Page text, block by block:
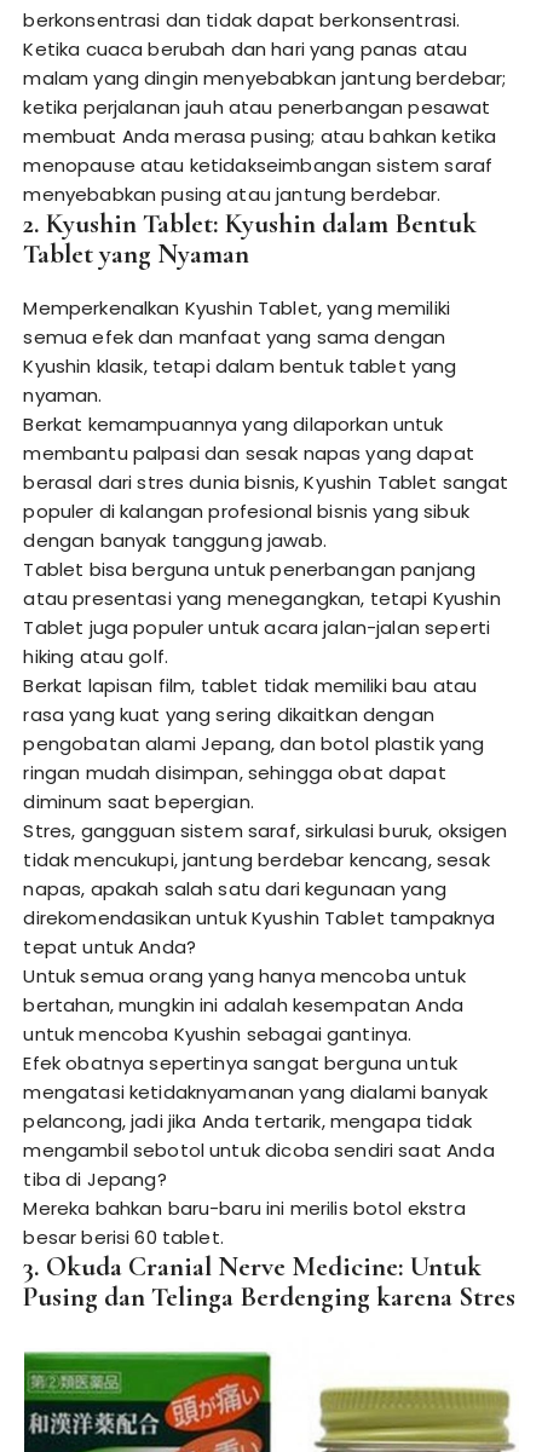
berkonsentrasi dan tidak dapat berkonsentrasi.
Ketika cuaca berubah dan hari yang panas atau
malam yang dingin menyebabkan jantung berdebar;
ketika perjalanan jauh atau penerbangan pesawat
membuat Anda merasa pusing; atau bahkan ketika
menopause atau ketidakseimbangan sistem saraf
menyebabkan pusing atau jantung berdebar.
2. Kyushin Tablet: Kyushin dalam Bentuk
Tablet yang Nyaman
Memperkenalkan Kyushin Tablet, yang memiliki
semua efek dan manfaat yang sama dengan
Kyushin klasik, tetapi dalam bentuk tablet yang
nyaman.
Berkat kemampuannya yang dilaporkan untuk
membantu palpasi dan sesak napas yang dapat
berasal dari stres dunia bisnis, Kyushin Tablet sangat
populer di kalangan profesional bisnis yang sibuk
dengan banyak tanggung jawab.
Tablet bisa berguna untuk penerbangan panjang
atau presentasi yang menegangkan, tetapi Kyushin
Tablet juga populer untuk acara jalan-jalan seperti
hiking atau golf.
Berkat lapisan film, tablet tidak memiliki bau atau
rasa yang kuat yang sering dikaitkan dengan
pengobatan alami Jepang, dan botol plastik yang
ringan mudah disimpan, sehingga obat dapat
diminum saat bepergian.
Stres, gangguan sistem saraf, sirkulasi buruk, oksigen
tidak mencukupi, jantung berdebar kencang, sesak
napas, apakah salah satu dari kegunaan yang
direkomendasikan untuk Kyushin Tablet tampaknya
tepat untuk Anda?
Untuk semua orang yang hanya mencoba untuk
bertahan, mungkin ini adalah kesempatan Anda
untuk mencoba Kyushin sebagai gantinya.
Efek obatnya sepertinya sangat berguna untuk
mengatasi ketidaknyamanan yang dialami banyak
pelancong, jadi jika Anda tertarik, mengapa tidak
mengambil sebotol untuk dicoba sendiri saat Anda
tiba di Jepang?
Mereka bahkan baru-baru ini merilis botol ekstra
besar berisi 60 tablet.
3. Okuda Cranial Nerve Medicine: Untuk
Pusing dan Telinga Berdenging karena Stres